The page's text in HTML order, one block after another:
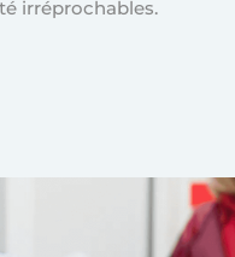
irréprochables.